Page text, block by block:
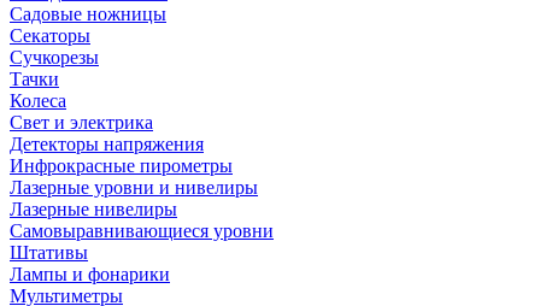
Садовые ножницы
Секаторы
Сучкорезы
Тачки
Колеса
Свет и электрика
Детекторы напряжения
Инфрокрасные пирометры
Лазерные уровни и нивелиры
Лазерные нивелиры
Самовыравнивающиеся уровни
Штативы
Лампы и фонарики
Мультиметры